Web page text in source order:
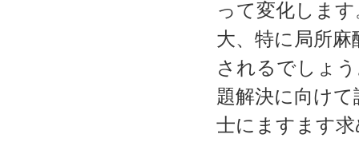
って変化しま
大、特に局所
されるでしょ
題解決に向け
士にますます